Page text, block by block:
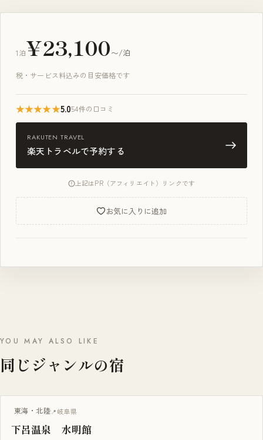
1泊¥23,100〜/泊
税・サービス料込みの目安価格です
★★★★★5.054件の口コミ
RAKUTEN TRAVEL
楽天トラベルで予約する
上記はPR（アフィリエイト）リンクです
お気に入りに追加
YOU MAY ALSO LIKE
同じジャンルの宿
東海・北陸 岐阜県
下呂温泉 水明館